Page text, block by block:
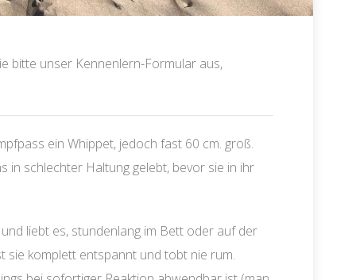
bitte unser Kennenlern-Formular aus,
ein Whippet, jedoch fast 60 cm. groß.
in schlechter Haltung gelebt, bevor sie in ihr
liebt es, stundenlang im Bett oder auf der
sie komplett entspannt und tobt nie rum.